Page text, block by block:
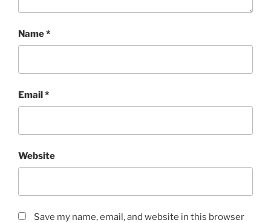
Name*
Email*
Website
Save my name, email, and website in this browser